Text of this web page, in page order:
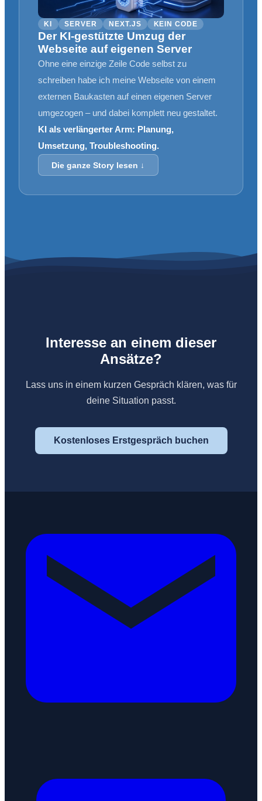
KI SERVER NEXT.JS KEIN CODE
Der KI-gestützte Umzug der
Webseite auf eigenen Server
Ohne eine einzige Zeile Code selbst zu
schreiben habe ich meine Webseite von einem
externen Baukasten auf einen eigenen Server
umgezogen – und dabei komplett neu gestaltet.
KI als verlängerter Arm: Planung,
Umsetzung, Troubleshooting.
Die ganze Story lesen ↓
Interesse an einem dieser
Ansätze?
Lass uns in einem kurzen Gespräch klären, was für
deine Situation passt.
Kostenloses Erstgespräch buchen